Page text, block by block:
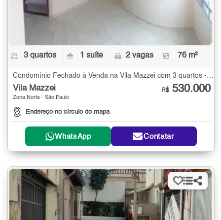
3 quartos 1 suíte 2 vagas 76 m²
Condomínio Fechado à Venda na Vila Mazzei com 3 quartos - 76 m²
Vila Mazzei
Zona Norte - São Paulo
Endereço no círculo do mapa
R$ 530.000
WhatsApp Contatar